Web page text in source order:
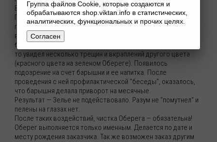
В гостях у барышни, был напоен кофе. Оберег был при нем.
После чего, внезапно стало плохо. Появилась рвота,
головокружение, появился стук в висках. После обращения
в мед. органы, врачи не смогли ни чего найти, что привело
бы к такому состоянию. Когда начал рассматривать Оберег,
то увидел несколько трещин и вкраплений другого цвета
(красного цвета на зеленом Обереге). Появилось
подозрение на счет барышни и ее напитка. После
проведения с ней профилактической "беседы", оказалось,
что барышня делала приворот на месячные.
Результат — Зелье не подействовало. Разум не "помутнел" и
пелены на глазах нет.
После таких воздействий, чистка Оберега — обязательна!
Оберег выполняется только именным. Делается по дате и
месту рождения заказчика. Так же возможен заказ другим
Группа файлов Cookie, которые создаются и
обрабатываются shop.viktan.info в статистических,
аналитических, функциональных и прочих целях.
Согласен